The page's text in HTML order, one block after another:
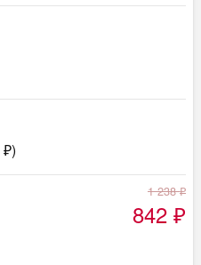
₽)
1 238₽
842 ₽